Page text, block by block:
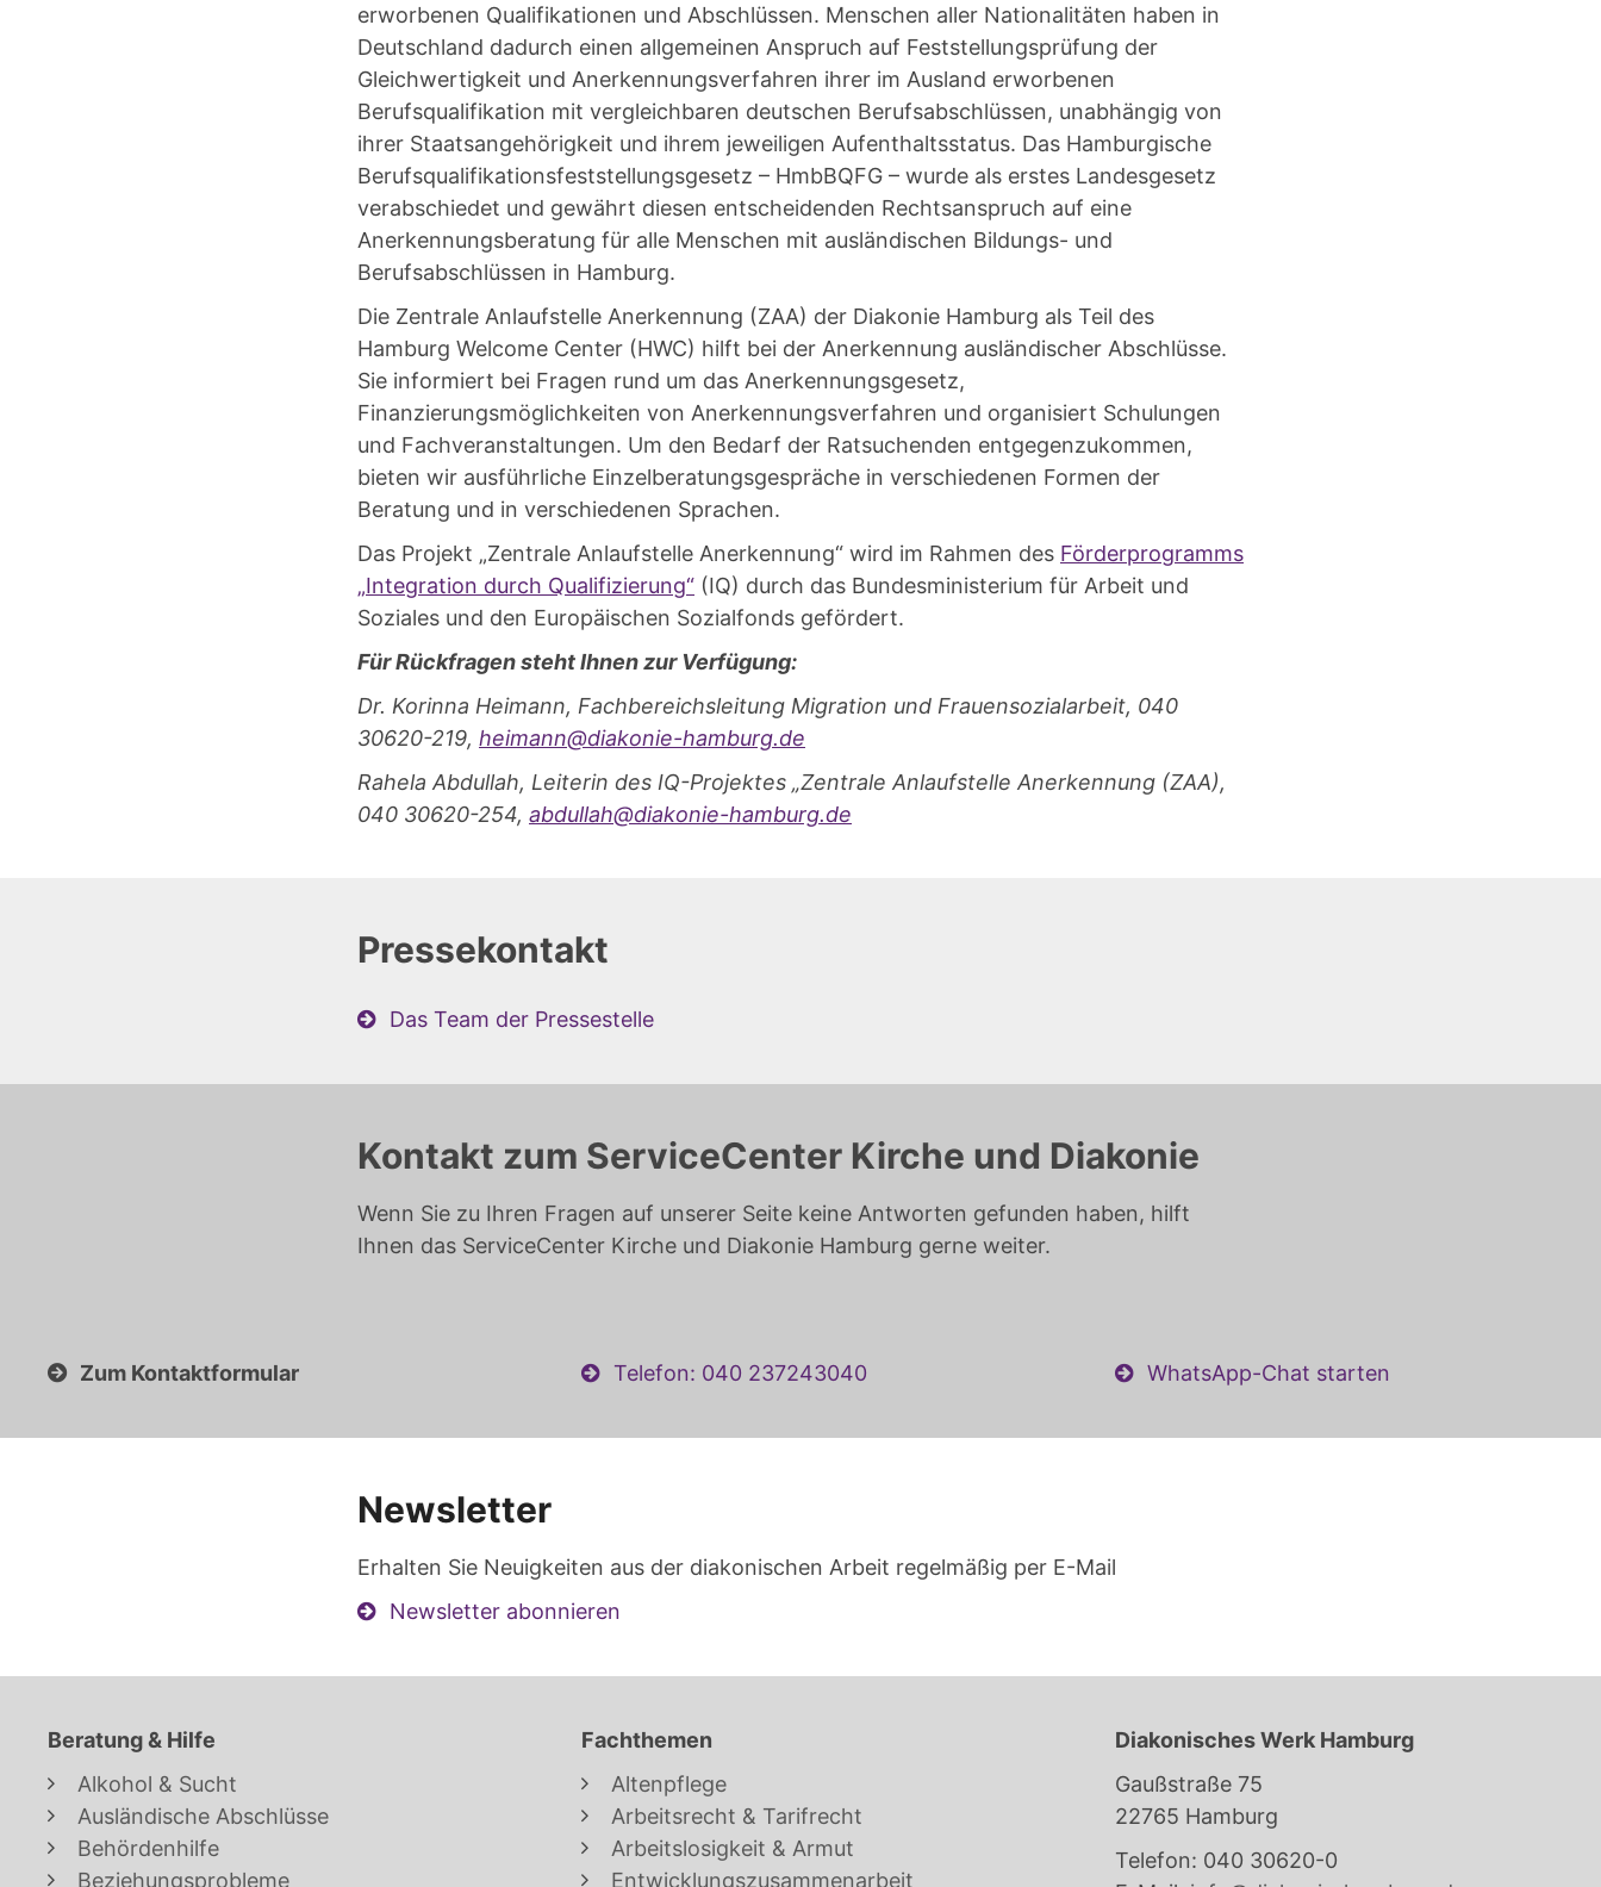
erworbenen Qualifikationen und Abschlüssen. Menschen aller Nationalitäten haben in
Deutschland dadurch einen allgemeinen Anspruch auf Feststellungsprüfung der
Gleichwertigkeit und Anerkennungsverfahren ihrer im Ausland erworbenen
Berufsqualifikation mit vergleichbaren deutschen Berufsabschlüssen, unabhängig von
ihrer Staatsangehörigkeit und ihrem jeweiligen Aufenthaltsstatus. Das Hamburgische
Berufsqualifikationsfeststellungsgesetz – HmbBQFG – wurde als erstes Landesgesetz
verabschiedet und gewährt diesen entscheidenden Rechtsanspruch auf eine
Anerkennungsberatung für alle Menschen mit ausländischen Bildungs- und
Berufsabschlüssen in Hamburg.
Die Zentrale Anlaufstelle Anerkennung (ZAA) der Diakonie Hamburg als Teil des
Hamburg Welcome Center (HWC) hilft bei der Anerkennung ausländischer Abschlüsse.
Sie informiert bei Fragen rund um das Anerkennungsgesetz,
Finanzierungsmöglichkeiten von Anerkennungsverfahren und organisiert Schulungen
und Fachveranstaltungen. Um den Bedarf der Ratsuchenden entgegenzukommen,
bieten wir ausführliche Einzelberatungsgespräche in verschiedenen Formen der
Beratung und in verschiedenen Sprachen.
Das Projekt „Zentrale Anlaufstelle Anerkennung“ wird im Rahmen des Förderprogramms
„Integration durch Qualifizierung“ (IQ) durch das Bundesministerium für Arbeit und
Soziales und den Europäischen Sozialfonds gefördert.
Für Rückfragen steht Ihnen zur Verfügung:
Dr. Korinna Heimann, Fachbereichsleitung Migration und Frauensozialarbeit, 040
30620-219, heimann@diakonie-hamburg.de
Rahela Abdullah, Leiterin des IQ-Projektes „Zentrale Anlaufstelle Anerkennung (ZAA),
040 30620-254, abdullah@diakonie-hamburg.de
Pressekontakt
Das Team der Pressestelle
Kontakt zum ServiceCenter Kirche und Diakonie
Wenn Sie zu Ihren Fragen auf unserer Seite keine Antworten gefunden haben, hilft
Ihnen das ServiceCenter Kirche und Diakonie Hamburg gerne weiter.
Zum Kontaktformular Telefon: 040 237243040 WhatsApp-Chat starten
Newsletter
Erhalten Sie Neuigkeiten aus der diakonischen Arbeit regelmäßig per E-Mail
Newsletter abonnieren
Beratung & Hilfe
Alkohol & Sucht
Ausländische Abschlüsse
Behördenhilfe
Beziehungsprobleme
Fachthemen
Altenpflege
Arbeitsrecht & Tarifrecht
Arbeitslosigkeit & Armut
Entwicklungszusammenarbeit
Diakonisches Werk Hamburg
Gaußstraße 75
22765 Hamburg
Telefon: 040 30620-0